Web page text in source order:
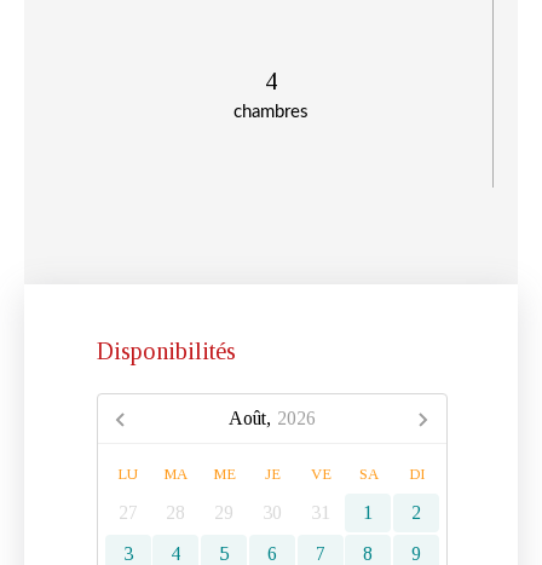
chambres
4
Disponibilités
Août, 2026
LU MA ME JE VE SA DI
27 28 29 30 31 1
2
3
4 5 6 7 8
9